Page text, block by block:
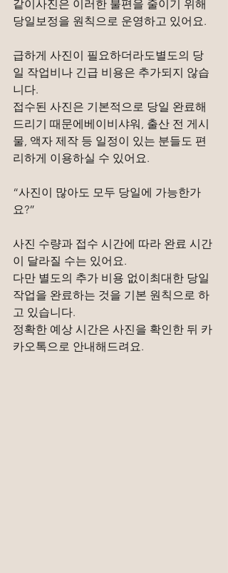
같이사진은 이러한 불편을 줄이기 위해
당일보정을 원칙으로 운영하고 있어요.
급하게 사진이 필요하더라도별도의 당
일 작업비나 긴급 비용은 추가되지 않습
니다.
접수된 사진은 기본적으로 당일 완료해
드리기 때문에베이비샤워, 출산 전 게시
물, 액자 제작 등 일정이 있는 분들도 편
리하게 이용하실 수 있어요.
“사진이 많아도 모두 당일에 가능한가
요?”
사진 수량과 접수 시간에 따라 완료 시간
이 달라질 수는 있어요.
다만 별도의 추가 비용 없이최대한 당일
작업을 완료하는 것을 기본 원칙으로 하
고 있습니다.
정확한 예상 시간은 사진을 확인한 뒤 카
카오톡으로 안내해드려요.